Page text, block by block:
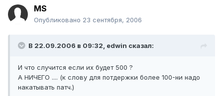
MS
Опубликовано 23 сентября, 2006
В 22.09.2006 в 09:32, edwin сказал:
И что случится если их будет 500 ?
А НИЧЕГО .... (к слову для потдержки более 100-ни надо
накатывать патч.)